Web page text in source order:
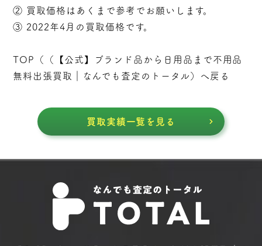
② 買取価格はあくまで参考でお願いします。
③ 2022年4月の買取価格です。
TOP（（
【公式】ブランド品から日用品まで不用品
無料出張買取｜なんでも査定のトータル ）へ戻る
買取実績一覧を見る